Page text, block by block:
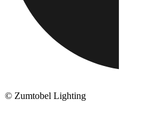
© Zumtobel Lighting